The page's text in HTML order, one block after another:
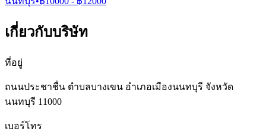
เกี่ยวกับบริษัท
ที่อยู่
ถนนประชาชื่น ตำบลบางเขน อำเภอเมืองนนทบุรี จังหวัด
นนทบุรี 11000
เบอร์โทร